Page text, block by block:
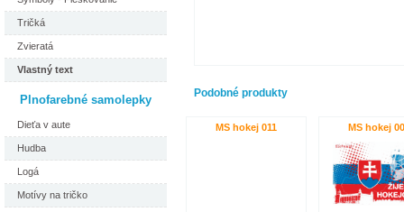
Tričká
Zvieratá
Vlastný text
Plnofarebné samolepky
Dieťa v aute
Hudba
Logá
Motívy na tričko
Podobné produkty
MS hokej 011 MS hokej